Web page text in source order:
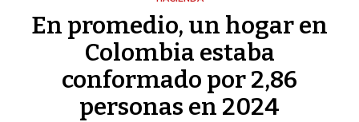
En promedio, un hogar en
Colombia estaba
conformado por 2,86
personas en 2024